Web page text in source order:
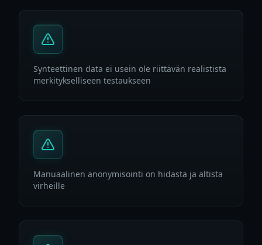
Synteettinen data ei usein ole riittävän realistista
merkitykselliseen testaukseen
Manuaalinen anonymisointi on hidasta ja altista
virheille